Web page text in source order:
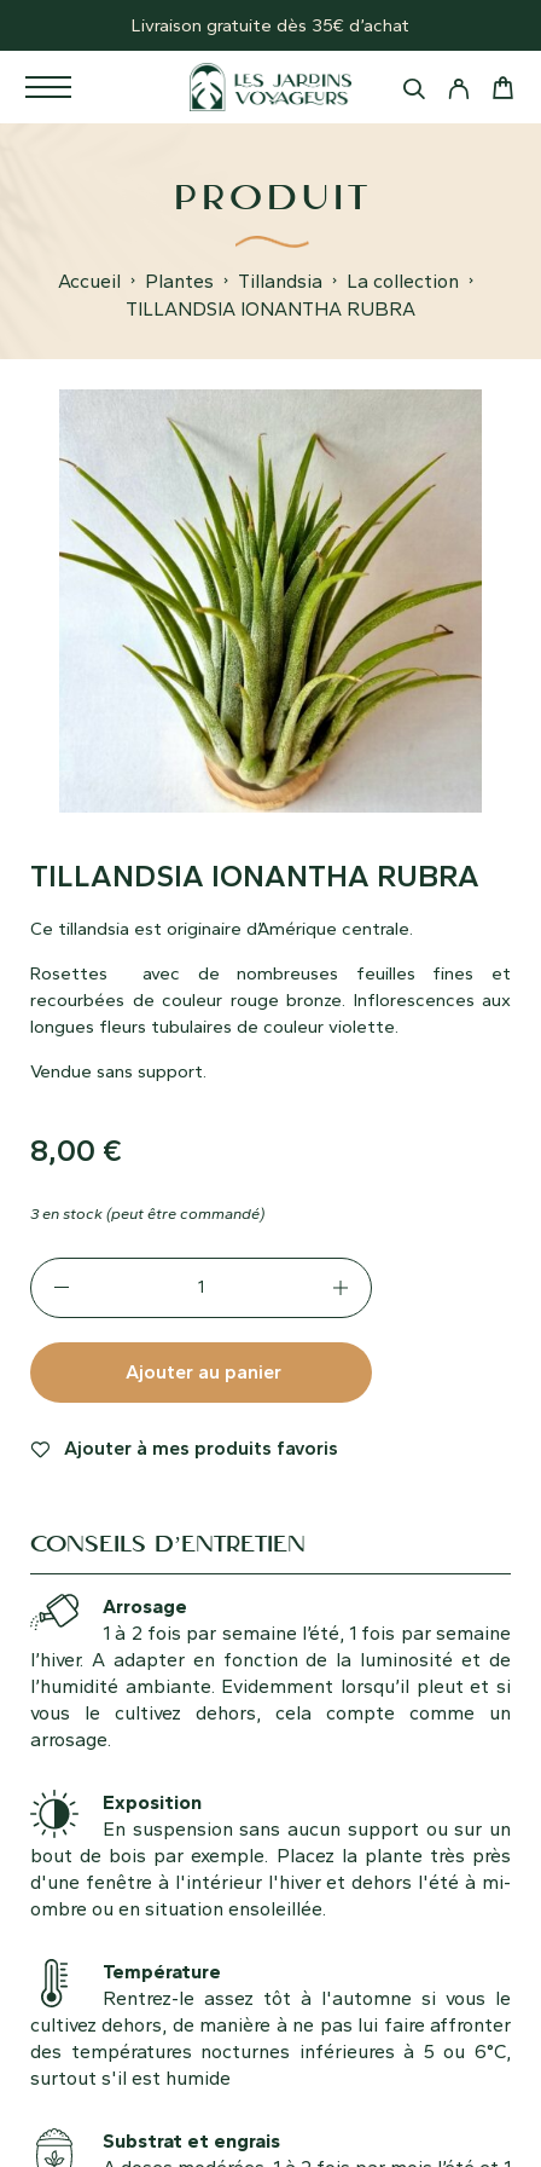
Livraison gratuite dès 35€ d’achat
PRODUIT
Accueil Plantes Tillandsia
La collection
TILLANDSIA IONANTHA RUBRA
TILLANDSIA IONANTHA RUBRA
Ce tillandsia est originaire d’Amérique centrale.
Rosettes avec de nombreuses feuilles fines et
recourbées de couleur rouge bronze. Inflorescences aux
longues fleurs tubulaires de couleur violette.
Vendue sans support.
8,00 €
3 en stock (peut être commandé)
Ajouter au panier
Ajouter à mes produits favoris
CONSEILS D’ENTRETIEN
Arrosage
1 à 2 fois par semaine l’été, 1 fois par semaine
l’hiver. A adapter en fonction de la luminosité et de
l’humidité ambiante. Evidemment lorsqu’il pleut et si
vous le cultivez dehors, cela compte comme un
arrosage.
Exposition
En suspension sans aucun support ou sur un
bout de bois par exemple. Placez la plante très près
d'une fenêtre à l'intérieur l'hiver et dehors l'été à mi-
ombre ou en situation ensoleillée.
Température
Rentrez-le assez tôt à l'automne si vous le
cultivez dehors, de manière à ne pas lui faire affronter
des températures nocturnes inférieures à 5 ou 6°C,
surtout s'il est humide
Substrat et engrais